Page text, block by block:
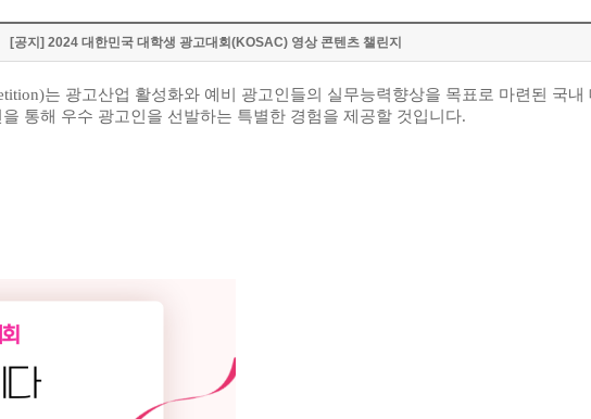
[공지] 2024 대한민국 대학생 광고대회(KOSAC) 영상 콘텐츠 챌린지
는 광고산업 활성화와 예비 광고인들의 실무능력향상을 목표로 마련된 국
통해 우수 광고인을 선발하는 특별한 경험을 제공할 것입니다.